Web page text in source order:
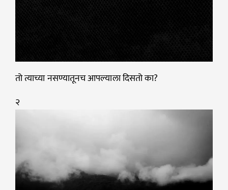
तो त्याच्या नसण्यातूनच आपल्याला दिसतो का?
२